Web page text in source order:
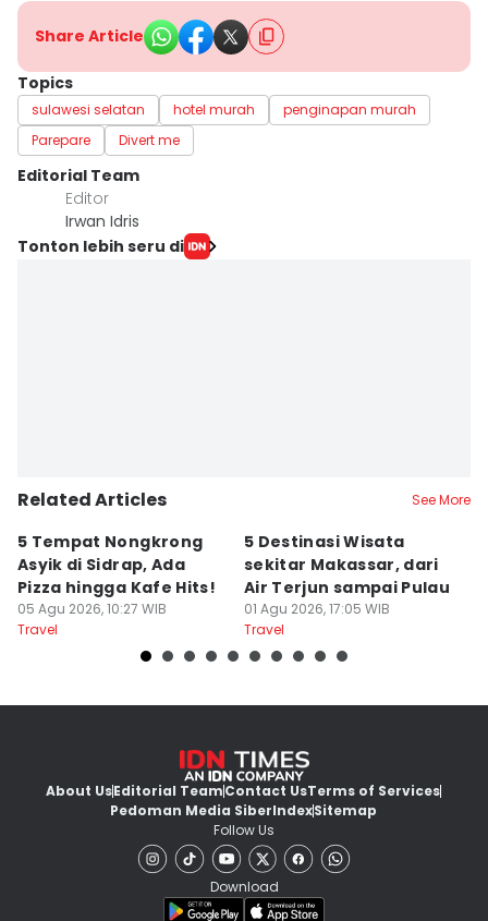
Share Article
Topics
sulawesi selatan hotel murah
penginapan murah
Parepare
Divert me
Editorial Team
Editor
Irwan Idris
Tonton lebih seru di
Related Articles See More
5 Tempat Nongkrong
Asyik di Sidrap, Ada
Pizza hingga Kafe Hits!
05 Agu 2026, 10:27 WIB
Travel
5 Destinasi Wisata
sekitar Makassar, dari
Air Terjun sampai Pulau
01 Agu 2026, 17:05 WIB
Travel
About UsEditorial TeamContact UsTerms of Services
Pedoman Media SiberIndexSitemap
Follow Us
Download